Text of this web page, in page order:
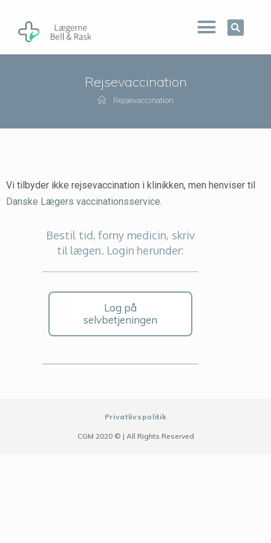
Rejsevaccination
Rejsevaccination
Vi tilbyder ikke rejsevaccination i klinikken, men henviser til
Danske Lægers vaccinationsservice.
Bestil tid, forny medicin, skriv
til lægen. Login herunder:
Log på
selvbetjeningen
Privatlivspolitik
CGM 2020 ©​ | All Rights Reserved